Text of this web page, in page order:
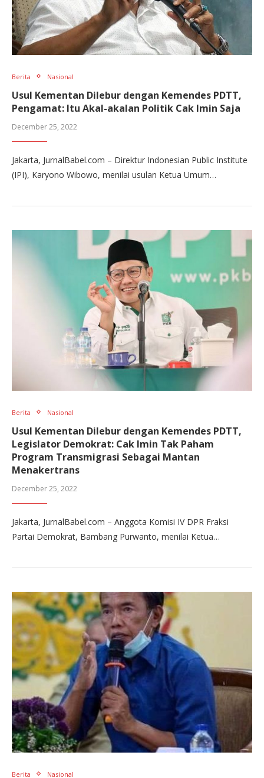
Berita Nasional
Usul Kementan Dilebur dengan Kemendes PDTT,
Pengamat: Itu Akal-akalan Politik Cak Imin Saja
December 25, 2022
Jakarta, JurnalBabel.com – Direktur Indonesian Public Institute
(IPI), Karyono Wibowo, menilai usulan Ketua Umum…
Berita Nasional
Usul Kementan Dilebur dengan Kemendes PDTT,
Legislator Demokrat: Cak Imin Tak Paham
Program Transmigrasi Sebagai Mantan
Menakertrans
December 25, 2022
Jakarta, JurnalBabel.com – Anggota Komisi IV DPR Fraksi
Partai Demokrat, Bambang Purwanto, menilai Ketua…
Berita Nasional